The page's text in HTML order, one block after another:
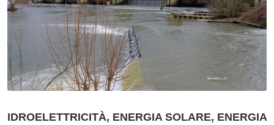
IDROELETTRICITÀ, ENERGIA SOLARE, ENERGIA